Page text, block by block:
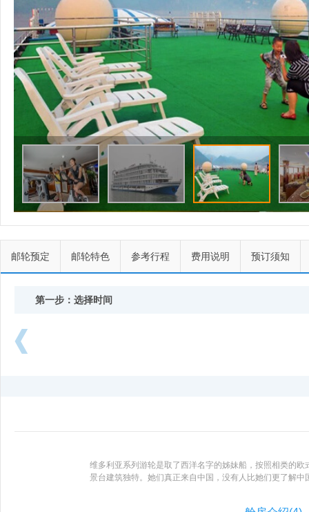
邮轮预定 邮轮特色 参考行程 费用说明 预订须知
第一步：选择时间
维多利亚系列游轮是取了西洋名字的姊妹船，按照相类的
景台建筑独特。她们真正来自中国，没有人比她们更了解